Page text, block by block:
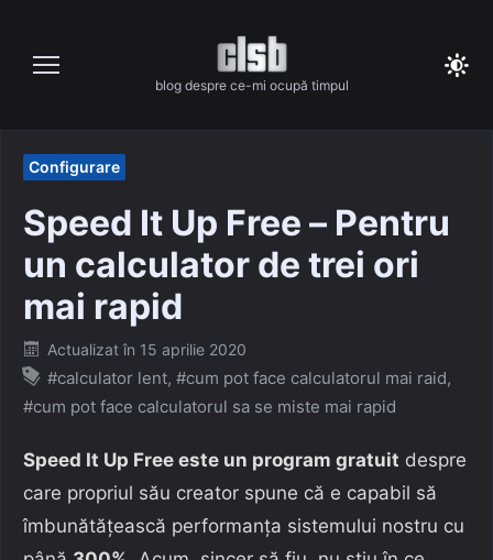
content
blog despre ce-mi ocupă timpul
Configurare
Speed It Up Free – Pentru
un calculator de trei ori
mai rapid
Posted
on
Actualizat în 15 aprilie 2020
#calculator lent, #cum pot face calculatorul mai raid,
#cum pot face calculatorul sa se miste mai rapid
Speed It Up Free este un program gratuit despre
care propriul său creator spune că e capabil să
îmbunătățească performanța sistemului nostru cu